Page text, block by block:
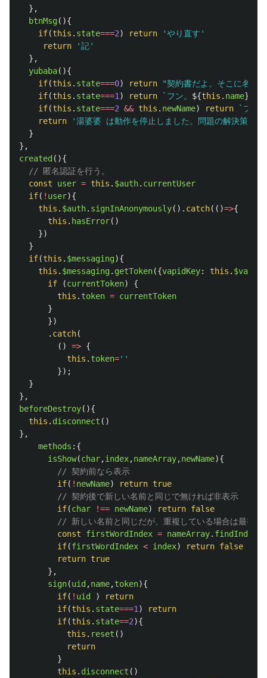
},
btnMsg(){
if(this . state===2) return 'やり直す '
return
'記'
},
yubaba(){
if(this . state===0) return "契約書だよ。そこに名前
if(this . state===1 ) return `フン。 ${this . name}
if(this . state===2 && this . newName) return
`フン
return
'湯婆婆 は動作を停止しました。問題の解決策を
}
},
created (){
// 匿名認証を行う。
const
user = this . $auth. currentUser
if( ! user){
this . $auth. signInAnonymously(). catch(()=>{
this . hasError()
})
}
if(this . $messaging){
this . $messaging. getToken({vapidKey: this .
if
(currentToken)
{
this . token = currentToken
}
})
. catch(
()
=> {
this . token=''
});
}
},
beforeDestroy(){
this . disconnect ()
},
methods :{
isShow(char,index,nameArray,newName){
// 契約前なら表示
if( ! newName) return true
// 契約後で新しい名前と同じで無ければ非表示
if(char !== newName) return false
// 新しい名前と同じだが、重複している場合は最初に
const
firstWordIndex = nameArray. findIndex
if(firstWordIndex < index) return false
return true
},
sign(uid ,name,token){
if( ! uid )
return
if(this . state===1 )
return
if(this . state==2){
this . reset ()
return
}
this . disconnect ()